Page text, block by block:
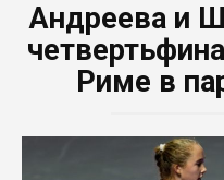
Андреева и
Риме в